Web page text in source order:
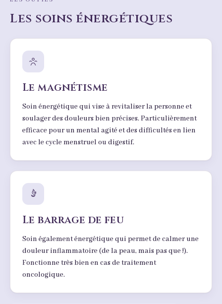
Les soins énergétiques
Le magnétisme
Soin énergétique qui vise à revitaliser la personne et
soulager des douleurs bien précises. Particulièrement
efficace pour un mental agité et des difficultés en lien
avec le cycle menstruel ou digestif.
Le barrage de feu
Soin également énergétique qui permet de calmer une
douleur inflammatoire (de la peau, mais pas que !).
Fonctionne très bien en cas de traitement
oncologique.